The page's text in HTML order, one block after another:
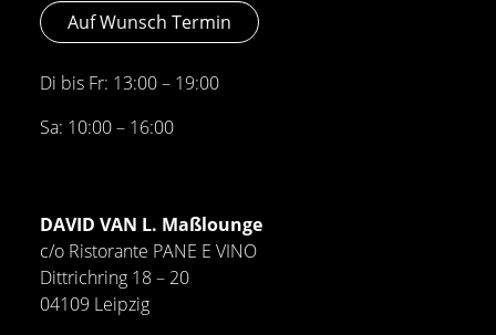
Auf Wunsch Termin
Di bis Fr: 13:00 – 19:00
Sa: 10:00 – 16:00
DAVID VAN L. Maßlounge
c/o Ristorante PANE E VINO
Dittrichring 18 – 20
04109 Leipzig